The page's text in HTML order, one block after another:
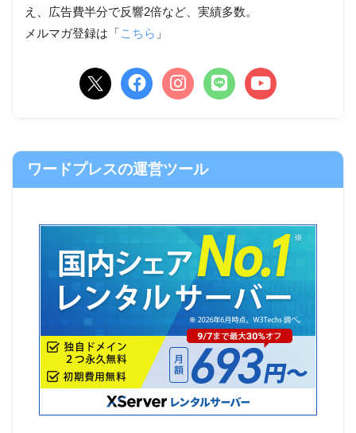
え、広告費半分で反響2倍など、実績多数。
メルマガ登録は「 こちら 」
ワードプレスの運営ツール